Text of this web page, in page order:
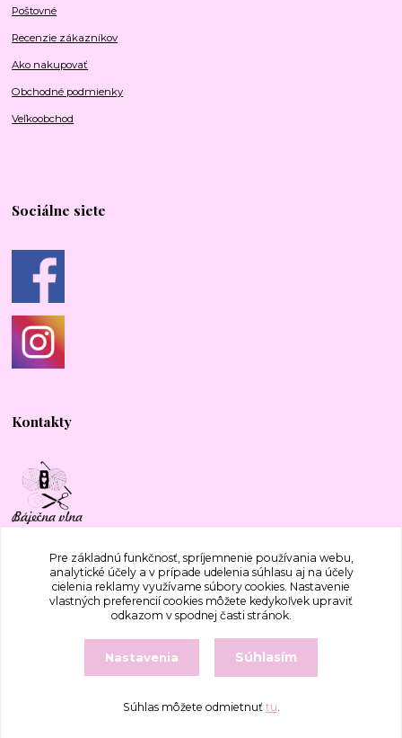
Poštovné
Recenzie zákazníkov
Ako nakupovať
Obchodné podmienky
Veľkoobchod
Sociálne siete
Kontakty
+421 917 577 388
bajecnavlna@gmail.com
Vytvorené na Eshop-rychlo.sk
Pre základnú funkčnosť, spríjemnenie používania webu,
analytické účely a v prípade udelenia súhlasu aj na účely
cielenia reklamy využívame súbory cookies. Nastavenie
vlastných preferencií cookies môžete kedykoľvek upraviť
odkazom v spodnej časti stránok.
Nastavenia Súhlasím
Súhlas môžete odmietnuť tu